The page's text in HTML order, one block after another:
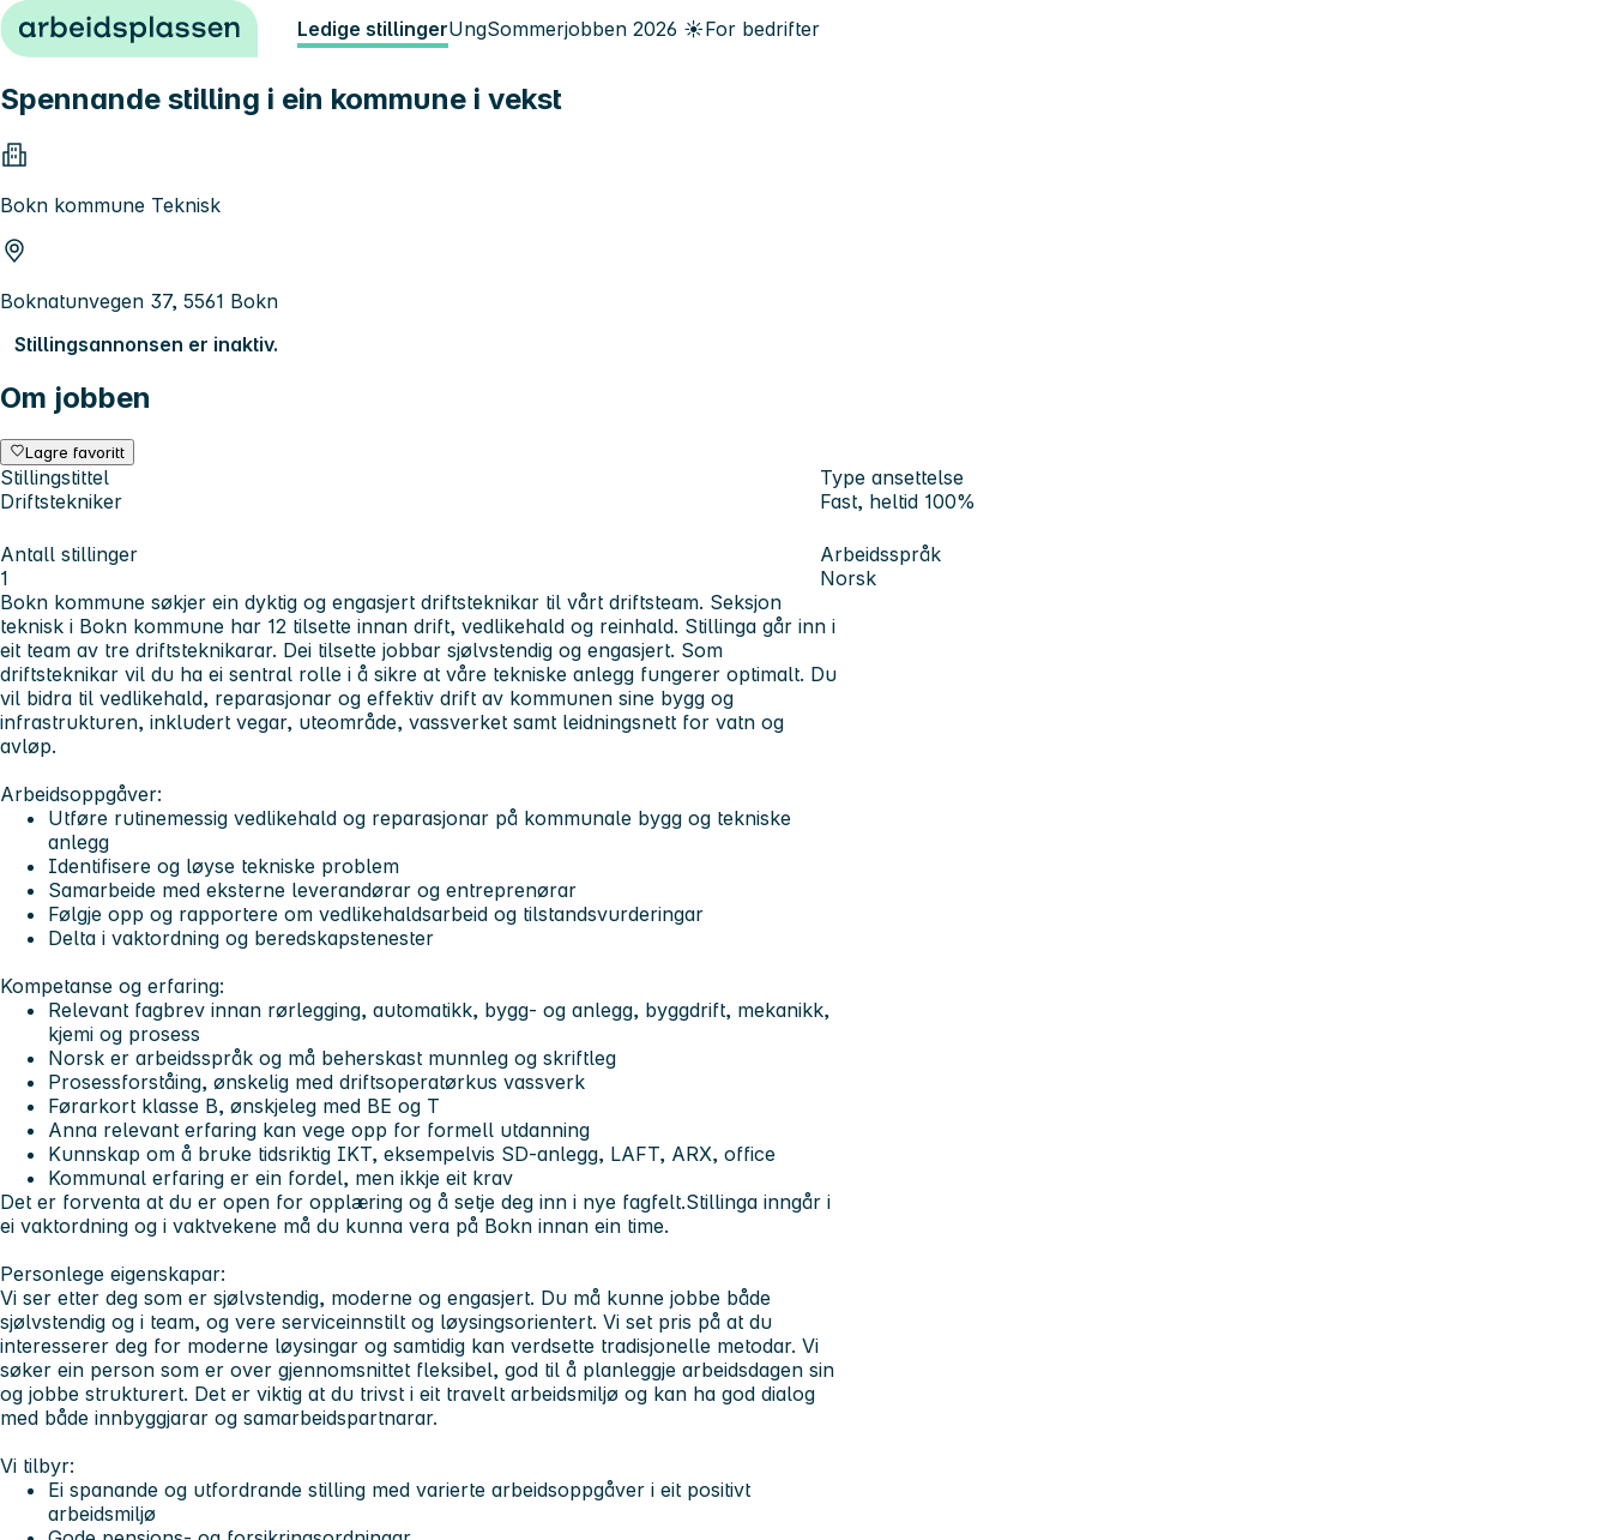
Hopp til innhold Ledige stillingerUngSommerjobben 2026 ☀️For bedrifter
Spennande stilling i ein kommune i vekst
Bokn kommune Teknisk
Boknatunvegen 37, 5561 Bokn
Stillingsannonsen er inaktiv.
Om jobben
Lagre favoritt
Stillingstittel
Driftstekniker
Type ansettelse
Fast, heltid 100%
Antall stillinger
1
Arbeidsspråk
Norsk
Bokn kommune søkjer ein dyktig og engasjert driftsteknikar til vårt driftsteam. Seksjon
teknisk i Bokn kommune har 12 tilsette innan drift, vedlikehald og reinhald. Stillinga går inn i
eit team av tre driftsteknikarar. Dei tilsette jobbar sjølvstendig og engasjert. Som
driftsteknikar vil du ha ei sentral rolle i å sikre at våre tekniske anlegg fungerer optimalt. Du
vil bidra til vedlikehald, reparasjonar og effektiv drift av kommunen sine bygg og
infrastrukturen, inkludert vegar, uteområde, vassverket samt leidningsnett for vatn og
avløp.
Arbeidsoppgåver:
Utføre rutinemessig vedlikehald og reparasjonar på kommunale bygg og tekniske
anlegg
Identifisere og løyse tekniske problem
Samarbeide med eksterne leverandørar og entreprenørar
Følgje opp og rapportere om vedlikehaldsarbeid og tilstandsvurderingar
Delta i vaktordning og beredskapstenester
Kompetanse og erfaring:
Relevant fagbrev innan rørlegging, automatikk, bygg- og anlegg, byggdrift, mekanikk,
kjemi og prosess
Norsk er arbeidsspråk og må beherskast munnleg og skriftleg
Prosessforståing, ønskelig med driftsoperatørkus vassverk
Førarkort klasse B, ønskjeleg med BE og T
Anna relevant erfaring kan vege opp for formell utdanning
Kunnskap om å bruke tidsriktig IKT, eksempelvis SD-anlegg, LAFT, ARX, office
Kommunal erfaring er ein fordel, men ikkje eit krav
Det er forventa at du er open for opplæring og å setje deg inn i nye fagfelt.Stillinga inngår i
ei vaktordning og i vaktvekene må du kunna vera på Bokn innan ein time.
Personlege eigenskapar:
Vi ser etter deg som er sjølvstendig, moderne og engasjert. Du må kunne jobbe både
sjølvstendig og i team, og vere serviceinnstilt og løysingsorientert. Vi set pris på at du
interesserer deg for moderne løysingar og samtidig kan verdsette tradisjonelle metodar. Vi
søker ein person som er over gjennomsnittet fleksibel, god til å planleggje arbeidsdagen sin
og jobbe strukturert. Det er viktig at du trivst i eit travelt arbeidsmiljø og kan ha god dialog
med både innbyggjarar og samarbeidspartnarar.
Vi tilbyr:
Ei spanande og utfordrande stilling med varierte arbeidsoppgåver i eit positivt
arbeidsmiljø